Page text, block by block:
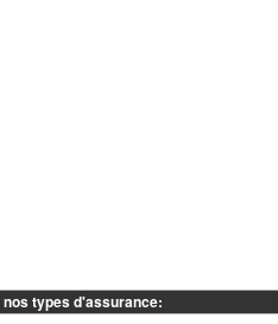
types d'assurance: